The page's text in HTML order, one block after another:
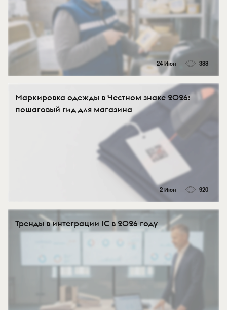
24 Июн 388
Маркировка одежды в Честном знаке 2026:
пошаговый гид для магазина
2 Июн 920
Тренды в интеграции 1С в 2026 году